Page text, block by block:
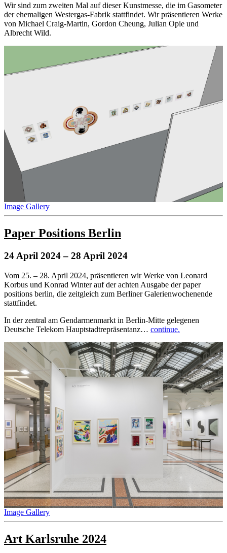
Wir sind zum zweiten Mal auf dieser Kunstmesse, die im Gasometer
der ehemaligen Westergas-Fabrik stattfindet. Wir präsentieren Werke
von Michael Craig-Martin, Gordon Cheung, Julian Opie und
Albrecht Wild.
Image Gallery
Paper Positions Berlin
24 April 2024– 28 April 2024
Vom 25. – 28. April 2024, präsentieren wir Werke von Leonard
Korbus und Konrad Winter auf der achten Ausgabe der paper
positions berlin, die zeitgleich zum Berliner Galerienwochenende
stattfindet.
In der zentral am Gendarmenmarkt in Berlin-Mitte gelegenen
Deutsche Telekom Hauptstadtrepräsentanz… continue.
Image Gallery
Art Karlsruhe 2024